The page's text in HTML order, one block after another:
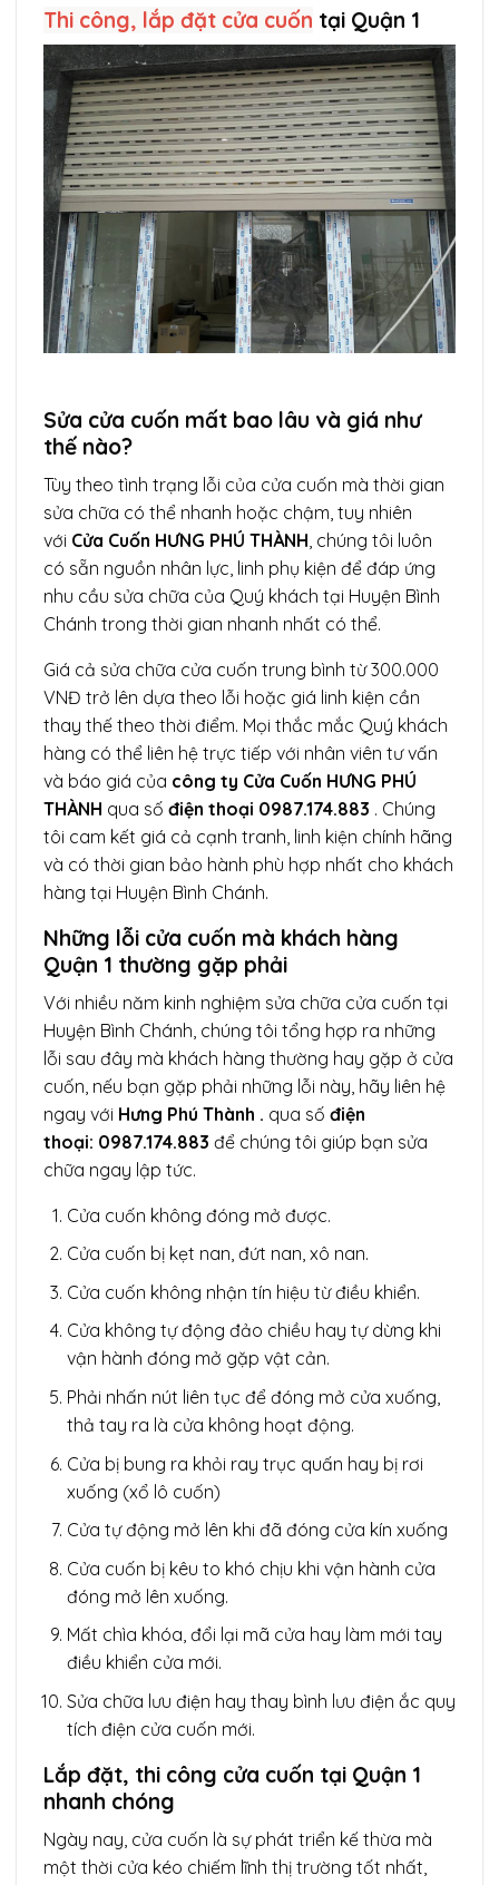
Thi công, lắp đặt cửa cuốn tại Quận 1
Sửa cửa cuốn mất bao lâu và giá như
thế nào?
Tùy theo tình trạng lỗi của cửa cuốn mà thời gian
sửa chữa có thể nhanh hoặc chậm, tuy nhiên
với Cửa Cuốn HƯNG PHÚ THÀNH , chúng tôi luôn
có sẵn nguồn nhân lực, linh phụ kiện để đáp ứng
nhu cầu sửa chữa của Quý khách tại Huyện Bình
Chánh trong thời gian nhanh nhất có thể.
Giá cả sửa chữa cửa cuốn trung bình từ 300.000
VNĐ trở lên dựa theo lỗi hoặc giá linh kiện cần
thay thế theo thời điểm. Mọi thắc mắc Quý khách
hàng có thể liên hệ trực tiếp với nhân viên tư vấn
và báo giá của công ty Cửa Cuốn HƯNG PHÚ
THÀNH qua số điện thoại 0987.174.883 . Chúng
tôi cam kết giá cả cạnh tranh, linh kiện chính hãng
và có thời gian bảo hành phù hợp nhất cho khách
hàng tại Huyện Bình Chánh.
Những lỗi cửa cuốn mà khách hàng
Quận 1 thường gặp phải
Với nhiều năm kinh nghiệm sửa chữa cửa cuốn tại
Huyện Bình Chánh, chúng tôi tổng hợp ra những
lỗi sau đây mà khách hàng thường hay gặp ở cửa
cuốn, nếu bạn gặp phải những lỗi này, hãy liên hệ
ngay với Hưng Phú Thành . qua số điện
thoại: 0987.174.883 để chúng tôi giúp bạn sửa
chữa ngay lập tức.
Cửa cuốn không đóng mở được.
Cửa cuốn bị kẹt nan, đứt nan, xô nan.
Cửa cuốn không nhận tín hiệu từ điều khiển.
Cửa không tự động đảo chiều hay tự dừng khi
vận hành đóng mở gặp vật cản.
Phải nhấn nút liên tục để đóng mở cửa xuống,
thả tay ra là cửa không hoạt động.
Cửa bị bung ra khỏi ray trục quấn hay bị rơi
xuống (xổ lô cuốn)
Cửa tự động mở lên khi đã đóng cửa kín xuống
Cửa cuốn bị kêu to khó chịu khi vận hành cửa
đóng mở lên xuống.
Mất chìa khóa, đổi lại mã cửa hay làm mới tay
điều khiển cửa mới.
Sửa chữa lưu điện hay thay bình lưu điện ắc quy
tích điện cửa cuốn mới.
Lắp đặt, thi công cửa cuốn tại Quận 1
nhanh chóng
Ngày nay, cửa cuốn là sự phát triển kế thừa mà
một thời cửa kéo chiếm lĩnh thị trường tốt nhất,